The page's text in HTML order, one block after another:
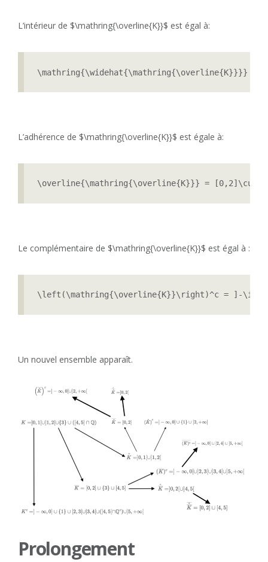
L’intérieur de $\mathring{\overline{K}}$ est égal à:
\mathring{\widehat{\mathring{\overline{K}}}}
L’adhérence de $\mathring{\overline{K}}$ est égale à:
\overline{\mathring{\overline{K}}} = [0,2]\cup
Le complémentaire de $\mathring{\overline{K}}$ est égal à :
\left(\mathring{\overline{K}}\right)^c = ]-
Un nouvel ensemble apparaît.
Prolongement